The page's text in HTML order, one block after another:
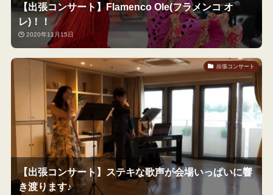
【出張コンサート】Flamenco Ole(フラメンコ オ
レ)！！
2020年11月15日
出張コンサート
【出張コンサート】ステキな歌声が会場いっぱいに響
き渡ります♪